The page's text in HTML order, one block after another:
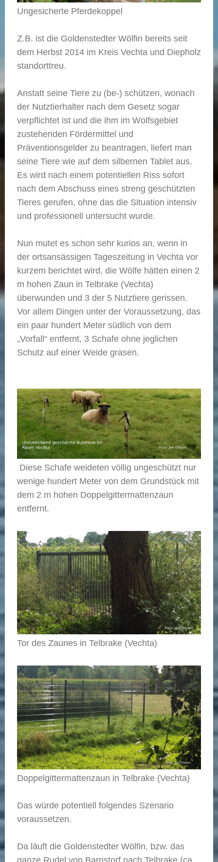
Ungesicherte Pferdekoppel
Z.B. ist die Goldenstedter Wölfin bereits seit
dem Herbst 2014 im Kreis Vechta und Diepholz
standorttreu.
Anstatt seine Tiere zu (be-) schützen, wonach
der Nutztierhalter nach dem Gesetz sogar
verpflichtet ist und die ihm im Wolfsgebiet
zustehenden Fördermittel und
Präventionsgelder zu beantragen, liefert man
seine Tiere wie auf dem silbernen Tablet aus.
Es wird nach einem potentiellen Riss sofort
nach dem Abschuss eines streng geschützten
Tieres gerufen, ohne das die Situation intensiv
und professionell untersucht wurde.
Nun mutet es schon sehr kurios an, wenn in
der ortsansässigen Tageszeitung in Vechta vor
kurzem berichtet wird, die Wölfe hätten einen 2
m hohen Zaun in Telbrake (Vechta)
überwunden und 3 der 5 Nutztiere gerissen.
Vor allem Dingen unter der Voraussetzung, das
ein paar hundert Meter südlich von dem
„Vorfall“ entfernt, 3 Schafe ohne jeglichen
Schutz auf einer Weide grasen.
Diese Schafe weideten völlig ungeschützt nur
wenige hundert Meter von dem Grundstück mit
dem 2 m hohen Doppelgittermattenzaun
entfernt.
Tor des Zaunes in Telbrake (Vechta)
Doppelgittermattenzaun in Telbrake (Vechta)
Das würde potentiell folgendes Szenario
voraussetzen.
Da läuft die Goldenstedter Wölfin, bzw. das
ganze Rudel von Barnstorf nach Telbrake (ca.